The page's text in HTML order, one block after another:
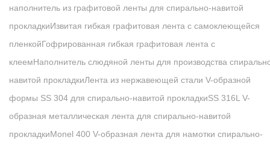
наполнитель из графитовой ленты для спирально-навитой
прокладкиИзвитая гибкая графитовая лента с самоклеющейся
пленкойГофрированная гибкая графитовая лента с
клеемНаполнитель слюдяной ленты для производства
навитой прокладкиЛента из нержавеющей стали V-образной
формы SS 304 для спирально-навитой прокладкиSS 316L V-
образная металлическая лента для спирально-навитой
прокладкиMonel 400 V-образная лента для намотки спирально-